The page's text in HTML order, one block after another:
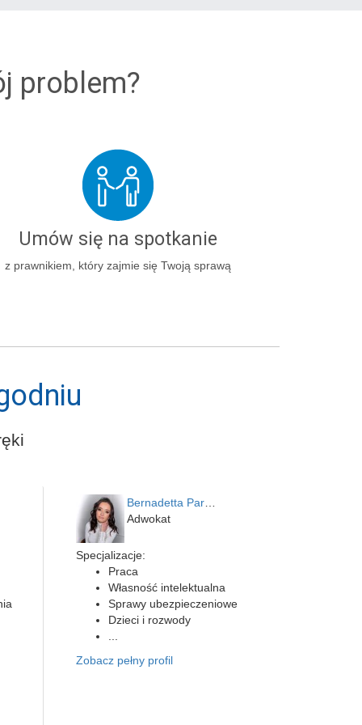
problem?
Umów się na spotkanie
z prawnikiem, który zajmie się Twoją sprawą
Bernadetta Parusińska- U…
Adwokat
Specjalizacje:
Praca
Własność intelektualna
Sprawy ubezpieczeniowe
Dzieci i rozwody
Zobacz pełny profil